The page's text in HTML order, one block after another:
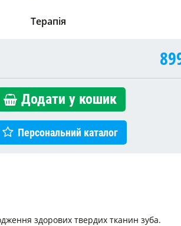
Терапія
Додати у кошик
Персональний каталог
здорових твердих тканин зуба.